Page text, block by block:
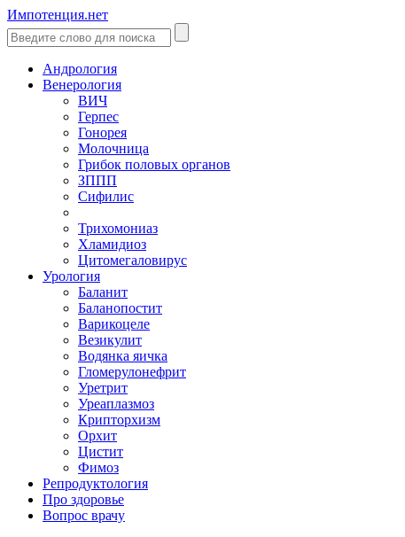
Импотенция.нет
Андрология
Венерология
ВИЧ
Герпес
Гонорея
Молочница
Грибок половых органов
ЗППП
Сифилис
Трихомониаз
Хламидиоз
Цитомегаловирус
Урология
Баланит
Баланопостит
Варикоцеле
Везикулит
Водянка яичка
Гломерулонефрит
Уретрит
Уреаплазмоз
Крипторхизм
Орхит
Цистит
Фимоз
Репродуктология
Про здоровье
Вопрос врачу